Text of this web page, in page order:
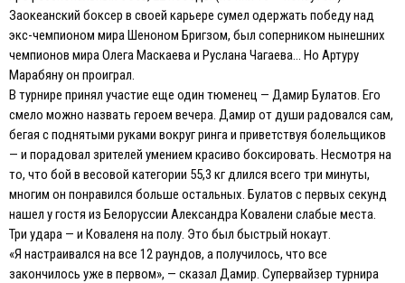
Заокеанский боксер в своей карьере сумел одержать победу над
экс-чемпионом мира Шеноном Бригзом, был соперником нынешних
чемпионов мира Олега Маскаева и Руслана Чагаева… Но Артуру
Марабяну он проиграл.
В турнире принял участие еще один тюменец — Дамир Булатов. Его
смело можно назвать героем вечера. Дамир от души радовался сам,
бегая с поднятыми руками вокруг ринга и приветствуя болельщиков
— и порадовал зрителей умением красиво боксировать. Несмотря на
то, что бой в весовой категории 55,3 кг длился всего три минуты,
многим он понравился больше остальных. Булатов с первых секунд
нашел у гостя из Белоруссии Александра Ковалени слабые места.
Три удара — и Коваленя на полу. Это был быстрый нокаут.
«Я настраивался на все 12 раундов, а получилось, что все
закончилось уже в первом», — сказал Дамир. Супервайзер турнира